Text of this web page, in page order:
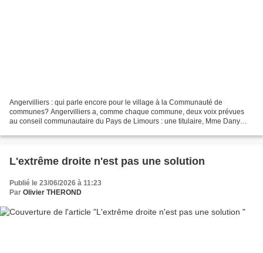
Angervilliers : qui parle encore pour le village à la Communauté de
communes? Angervilliers a, comme chaque commune, deux voix prévues
au conseil communautaire du Pays de Limours : une titulaire, Mme Dany
L'extrême droite n'est pas une solution
Publié le 23/06/2026 à 11:23
Par Olivier THEROND